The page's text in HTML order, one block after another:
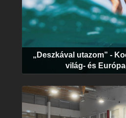
„Deszkával utazom” -
világ- és